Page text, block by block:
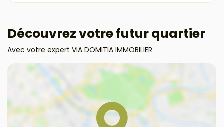
Découvrez votre futur quartier
Avec votre expert VIA DOMITIA IMMOBILIER